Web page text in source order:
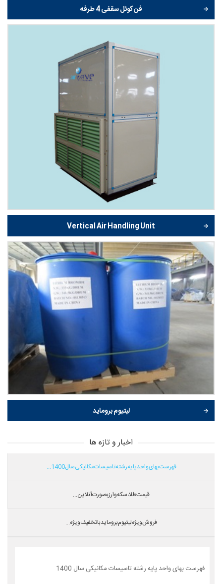
فن کوئل سقفی 4 طرفه
Vertical Air Handling Unit
لیتیوم بروماید
اخبار و تازه ها
فهرست بهای واحد پایه رشته تاسیسات مکانیکی سال 1400...
قیمت طلا،سکه و ارز بصورت آنلاین...
فروش ویژه لیتیوم بروماید با تخفیف ویژه...
فهرست بهای واحد پایه رشته تاسیسات مکانیکی سال 1400